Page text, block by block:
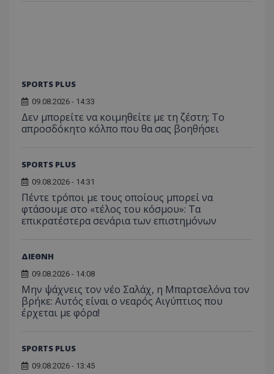
SPORTS PLUS
09.08.2026 - 14:33
Δεν μπορείτε να κοιμηθείτε με τη ζέστη; Το
απροσδόκητο κόλπο που θα σας βοηθήσει
SPORTS PLUS
09.08.2026 - 14:31
Πέντε τρόποι με τους οποίους μπορεί να
φτάσουμε στο «τέλος του κόσμου»: Τα
επικρατέστερα σενάρια των επιστημόνων
ΔΙΕΘΝΗ
09.08.2026 - 14:08
Μην ψάχνεις τον νέο Σαλάχ, η Μπαρτσελόνα τον
βρήκε: Αυτός είναι ο νεαρός Αιγύπτιος που
έρχεται με φόρα!
SPORTS PLUS
09.08.2026 - 13:45